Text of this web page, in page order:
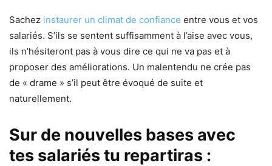
Sachez instaurer un climat de confiance entre vous et vos
salariés. S’ils se sentent suffisamment à l’aise avec vous,
ils n’hésiteront pas à vous dire ce qui ne va pas et à
proposer des améliorations. Un malentendu ne crée pas
de « drame » s’il peut être évoqué de suite et
naturellement.
Sur de nouvelles bases avec
tes salariés tu repartiras :